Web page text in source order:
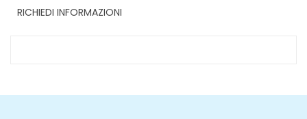
RICHIEDI INFORMAZIONI